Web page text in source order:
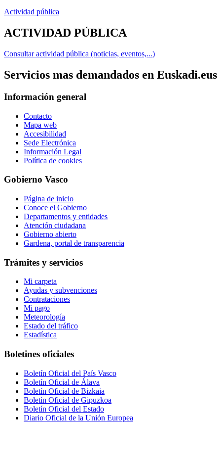
Actividad pública
ACTIVIDAD PÚBLICA
Consultar actividad pública (noticias, eventos,...)
Servicios mas demandados en Euskadi.eus
Información general
Contacto
Mapa web
Accesibilidad
Sede Electrónica
Información Legal
Política de cookies
Gobierno Vasco
Página de inicio
Conoce el Gobierno
Departamentos y entidades
Atención ciudadana
Gobierno abierto
Gardena, portal de transparencia
Trámites y servicios
Mi carpeta
Ayudas y subvenciones
Contrataciones
Mi pago
Meteorología
Estado del tráfico
Estadística
Boletines oficiales
Boletín Oficial del País Vasco
Boletín Oficial de Álava
Boletín Oficial de Bizkaia
Boletín Oficial de Gipuzkoa
Boletín Oficial del Estado
Diario Oficial de la Unión Europea